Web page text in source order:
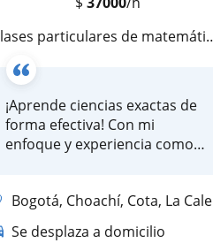
Clases particulares de matemáticas (básicas, cálculo diferencial, integral) álgebra lineal, geometría, estadística
¡Aprende ciencias exactas de
forma efectiva! Con mi
enfoque y experiencia como
Bogotá, Choachí, Cota, La Calera, Albán (Cundinamarca), Anolaima, Chía...
Se desplaza a domicilio